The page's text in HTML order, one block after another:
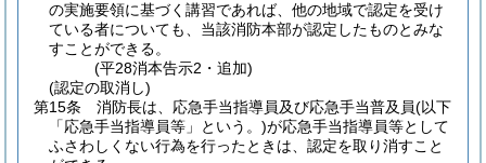
の実施要領に基づく講習であれば、他の地域で認定を受け
ている者についても、当該消防本部が認定したものとみな
すことができる。
(平28消本告示2・追加)
(認定の取消し)
第15条
消防長は、応急手当指導員及び応急手当普及員(以下
「応急手当指導員等」という。)が応急手当指導員等として
ふさわしくない行為を行ったときは、認定を取り消すこと